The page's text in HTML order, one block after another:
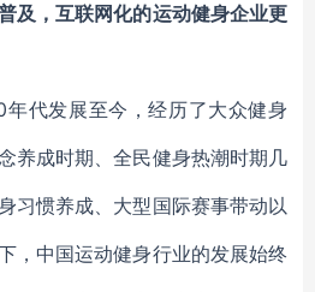
及，互联网化的运动健身企业更
代发展至今，经历了大众健身
养成时期、全民健身热潮时期几
习惯养成、大型国际赛事带动以
，中国运动健身行业的发展始终